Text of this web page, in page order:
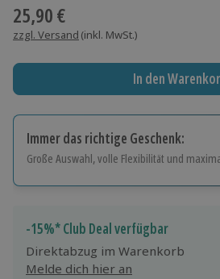
25,90 €
zzgl. Versand (inkl. MwSt.)
In den
Immer das richtige Geschenk:
Große Auswahl, volle Flexibilität und
Jeder Gutschein für alle Erlebnisse
Maximale Sicherheit
3 Jahre gültig & verlängerbar.
-15%* Club Deal verfügbar
Direktabzug im Warenkorb
Melde dich hier an